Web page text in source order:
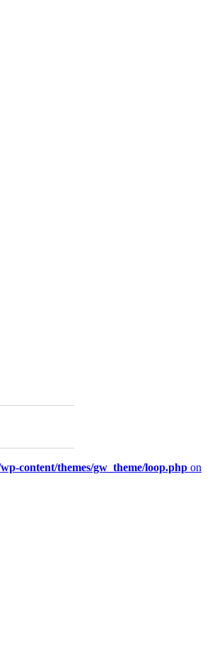
content/themes/gw_theme/loop.php on